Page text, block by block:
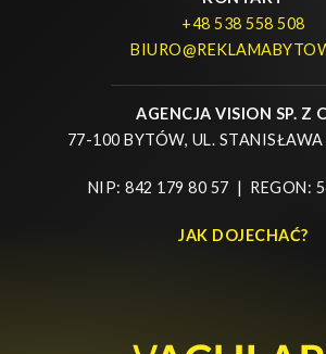
+48 538 558 508
AGENCJA VISION SP. Z
77-100 BYTÓW, UL.
NIP: 842 179 80 57 | REGON:
JAK DOJECHAĆ?